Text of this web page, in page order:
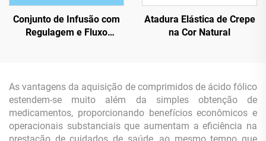
Conjunto de Infusão com
Regulagem e Fluxo
Atadura Elástica de Crepe
na Cor Natural
As vantagens da aquisição de comprimidos de ácido fólico
estendem-se muito além da simples obtenção de
medicamentos, proporcionando benefícios econômicos e
operacionais substanciais que aumentam a eficiência na